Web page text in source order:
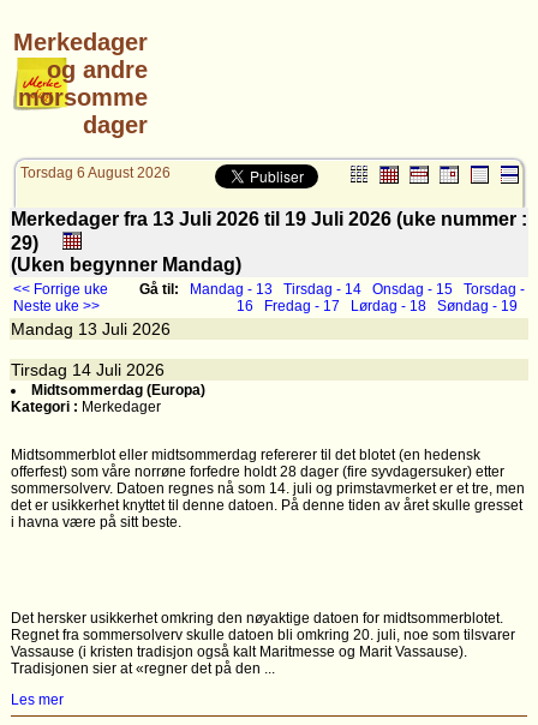
Merkedager
og andre
morsomme
dager
Torsdag 6 August 2026
Merkedager fra 13 Juli 2026 til 19 Juli 2026 (uke nummer :
29)
(Uken begynner Mandag)
<< Forrige uke
Neste uke >>
Gå til: Mandag - 13 Tirsdag - 14 Onsdag - 15
Torsdag -
16
Fredag - 17 Lørdag - 18 Søndag - 19
Mandag 13 Juli 2026
Tirsdag 14 Juli 2026
Midtsommerdag (Europa)
Kategori : Merkedager
Midtsommerblot eller midtsommerdag refererer til det blotet (en hedensk
offerfest) som våre norrøne forfedre holdt 28 dager (fire syvdagersuker) etter
sommersolverv. Datoen regnes nå som 14. juli og primstavmerket er et tre, men
det er usikkerhet knyttet til denne datoen. På denne tiden av året skulle gresset
i havna være på sitt beste.
Det hersker usikkerhet omkring den nøyaktige datoen for midtsommerblotet.
Regnet fra sommersolverv skulle datoen bli omkring 20. juli, noe som tilsvarer
Vassause (i kristen tradisjon også kalt Maritmesse og Marit Vassause).
Tradisjonen sier at «regner det på den ...
Les mer